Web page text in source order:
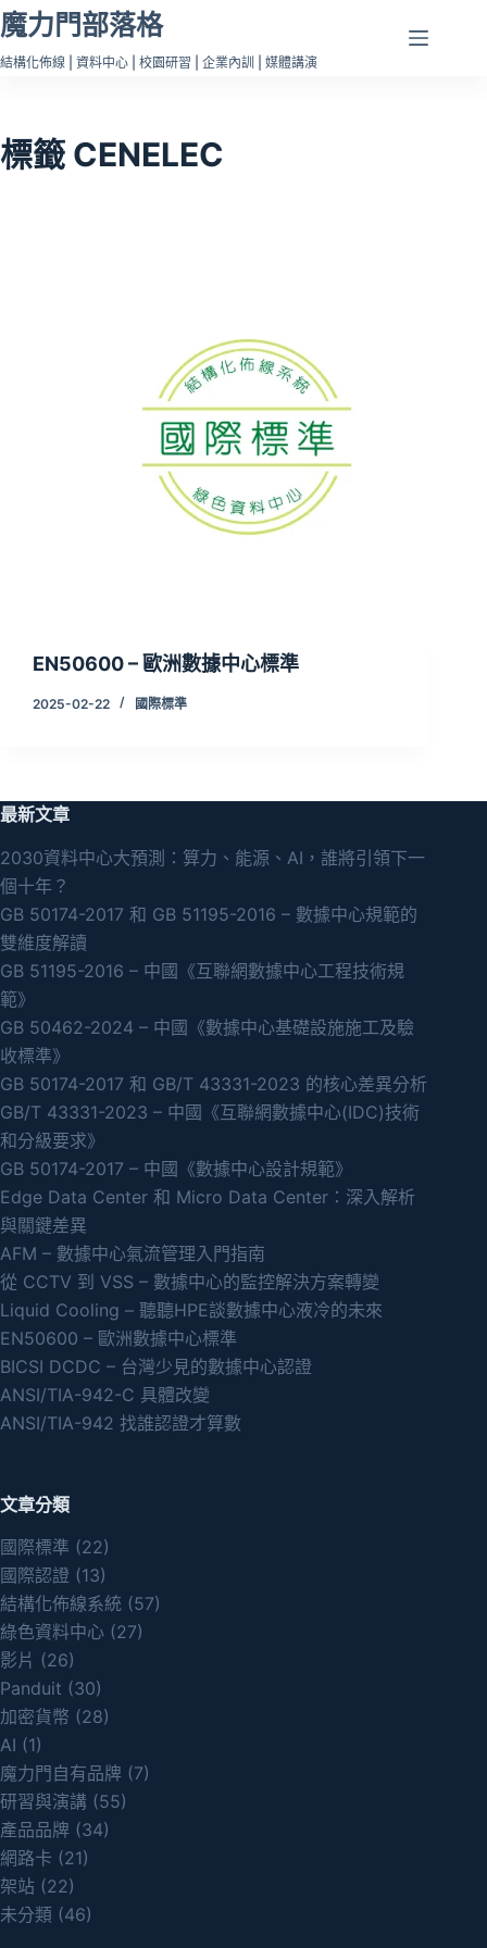
跳
至
主
容
魔力門部落格
結構化佈線 | 資料中心 | 校園研習 | 企業內訓 | 媒體講演
標籤 CENELEC
EN50600 – 歐洲數據中心標準
2025-02-22 國際標準
最新文章
2030資料中心大預測：算力、能源、AI，誰將引領下一
個十年？
GB 50174-2017 和 GB 51195-2016 – 數據中心規範的
雙維度解讀
GB 51195-2016 – 中國《互聯網數據中心工程技術規
範》
GB 50462-2024 – 中國《數據中心基礎設施施工及驗
收標準》
GB 50174-2017 和 GB/T 43331-2023 的核心差異分析
GB/T 43331-2023 – 中國《互聯網數據中心(IDC)技術
和分級要求》
GB 50174-2017 – 中國《數據中心設計規範》
Edge Data Center 和 Micro Data Center：深入解析
與關鍵差異
AFM – 數據中心氣流管理入門指南
從 CCTV 到 VSS – 數據中心的監控解決方案轉變
Liquid Cooling – 聽聽HPE談數據中心液冷的未來
EN50600 – 歐洲數據中心標準
BICSI DCDC – 台灣少見的數據中心認證
ANSI/TIA-942-C 具體改變
ANSI/TIA-942 找誰認證才算數
文章分類
國際標準 (22)
國際認證 (13)
結構化佈線系統 (57)
綠色資料中心 (27)
影片 (26)
Panduit (30)
加密貨幣 (28)
AI (1)
魔力門自有品牌 (7)
研習與演講 (55)
產品品牌 (34)
網路卡 (21)
架站 (22)
未分類 (46)